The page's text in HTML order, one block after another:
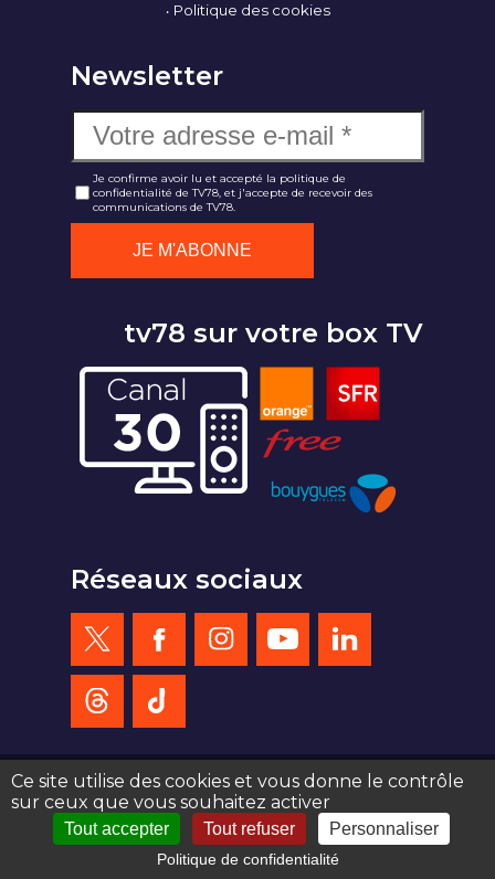
Politique des cookies
Newsletter
Je confirme avoir lu et accepté la politique de
confidentialité de TV78, et j'accepte de recevoir des
communications de TV78.
tv78 sur votre box TV
Réseaux sociaux
création site web : agence de communication Serious Team 360°
Ce site utilise des cookies et vous donne le contrôle
sur ceux que vous souhaitez activer
Tout accepter Tout refuser Personnaliser
Politique de confidentialité